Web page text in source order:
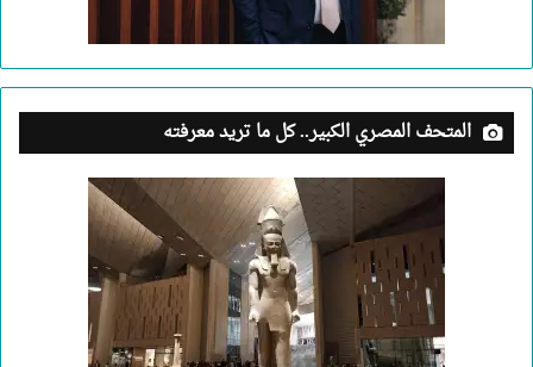
المتحف المصري الكبير.. كل ما تريد معرفته